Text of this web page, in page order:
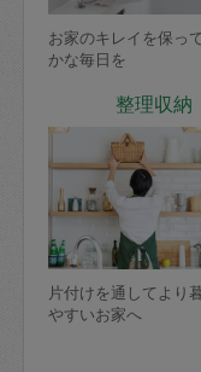
お家のキレイを保っ
かな毎日を
整理収納
片付けを通してより
やすいお家へ